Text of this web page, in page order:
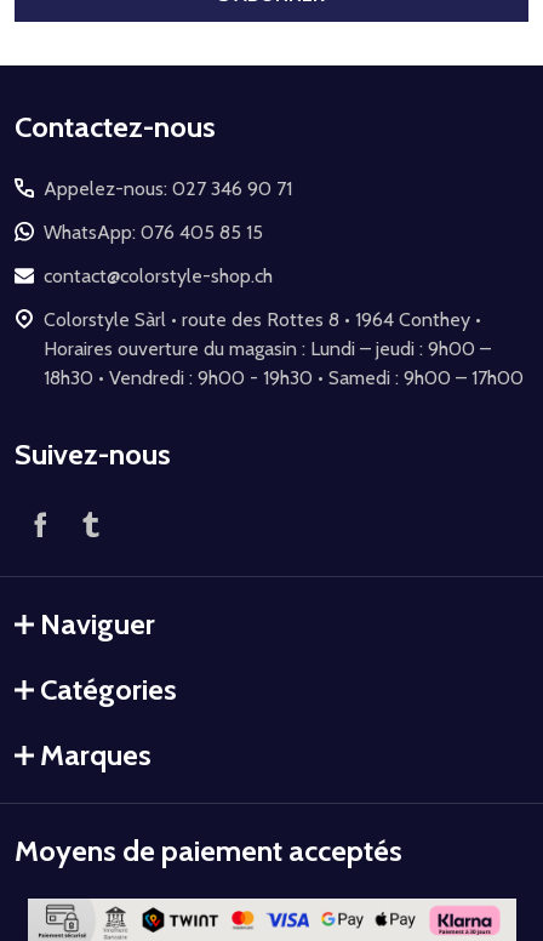
Début
pied
de
page
Contactez-nous
Appelez-nous: 027 346 90 71
WhatsApp: 076 405 85 15
contact@colorstyle-shop.ch
Colorstyle Sàrl • route des Rottes 8 • 1964 Conthey •
Horaires ouverture du magasin : Lundi – jeudi : 9h00 –
18h30 • Vendredi : 9h00 - 19h30 • Samedi : 9h00 – 17h00
Suivez-nous
Naviguer
Catégories
Marques
Moyens de paiement acceptés